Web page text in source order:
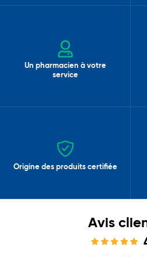
Un pharmacien à votre
service
Origine des produits certifiée
Avis